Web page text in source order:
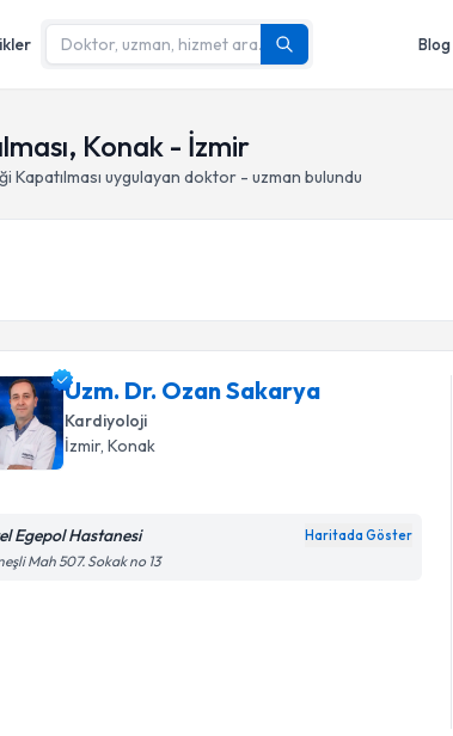
Blog
Konak - İzmir
Kapatılması uygulayan doktor - uzman bulundu
Uzm. Dr. Ozan Sakarya
Kardiyoloji
İzmir, Konak
Egepol Hastanesi Haritada Göster
Mah 507. Sokak no 13